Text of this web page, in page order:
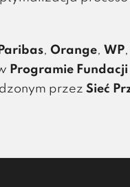
,Orange,WP
Programie Fundacji
przezSieć